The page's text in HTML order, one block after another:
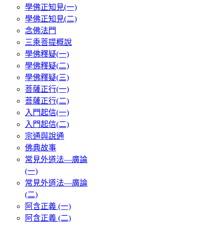
學佛正知見(一)
學佛正知見(二)
念佛法門
三乘菩提概說
學佛釋疑(一)
學佛釋疑(二)
學佛釋疑(三)
菩薩正行(一)
菩薩正行(二)
入門起信(一)
入門起信(二)
宗通與說通
佛典故事
常見外道法—廣論
(一)
常見外道法—廣論
(二)
阿含正義 (一)
阿含正義 (二)